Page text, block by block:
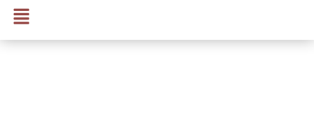
Aller
contenu
Menu